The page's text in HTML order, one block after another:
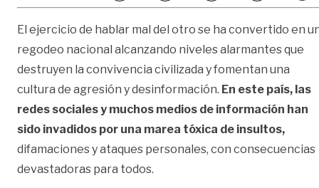
El ejercicio de hablar mal del otro se ha convertido en
regodeo nacional alcanzando niveles alarmantes que
destruyen la convivencia civilizada y fomentan una
cultura de agresión y desinformación. En este país, las
redes sociales y muchos medios de información han
sido invadidos por una marea tóxica de insultos,
difamaciones y ataques personales, con consecuencias
devastadoras para todos.